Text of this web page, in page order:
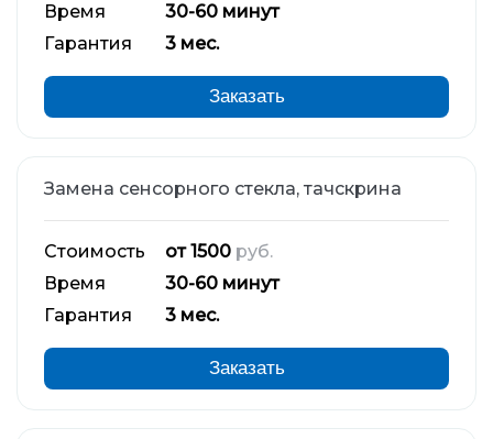
Время
30-60 минут
Гарантия
3 мес.
Заказать
Замена сенсорного стекла, тачскрина
Стоимость от 1500 руб.
Время
30-60 минут
Гарантия
3 мес.
Заказать